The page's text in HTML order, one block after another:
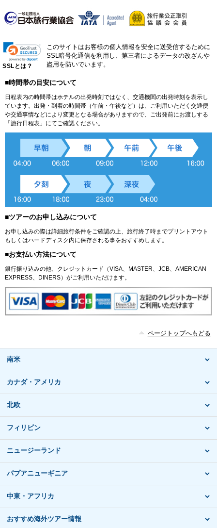
SSLとは？
このサイトはお客様の個人情報を安全に送受信するために
SSL暗号化通信を利用し、第三者によるデータの改ざんや
盗用を防いでいます。
■時間帯の目安について
日程表内の時間帯はホテルの出発時刻ではなく、交通機関の出発時刻を表示し
ています。出発・到着の時間帯（午前・午後など）は、ご利用いただく交通便
や交通事情などにより変更となる場合がありますので、ご出発前にお渡しする
「旅行日程表」にてご確認ください。
■ツアーのお申し込みについて
お申し込みの際は詳細旅行条件をご確認の上、旅行終了時までプリントアウト
もしくはハードディスク内に保存される事をおすすめします。
■お支払い方法について
銀行振り込みの他、クレジットカード（VISA、MASTER、JCB、AMERICAN
EXPRESS、DINERS）がご利用いただけます。
ページトップへもどる
南米
カナダ・アメリカ
北欧
フィリピン
ニュージーランド
パプアニューギニア
中東・アフリカ
おすすめ海外ツアー情報